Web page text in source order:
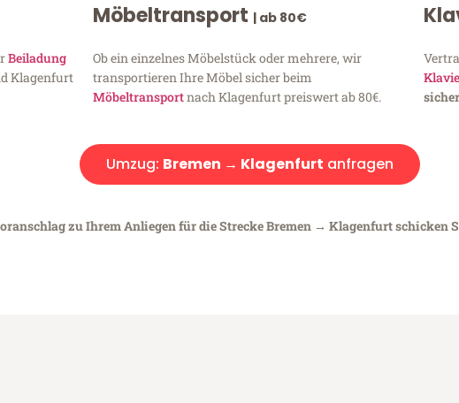
Beiladung
Klagenfurt
Möbeltransport | ab 80€
Ob ein einzelnes Möbelstück oder mehrere, wir
transportieren Ihre Möbel sicher beim
Möbeltransportnach Klagenfurt preiswert ab 80€.
sicher
Umzug: Bremen → Klagenfurt anfragen
zu Ihrem Anliegen für die Strecke Bremen → Klagenfurt schicken